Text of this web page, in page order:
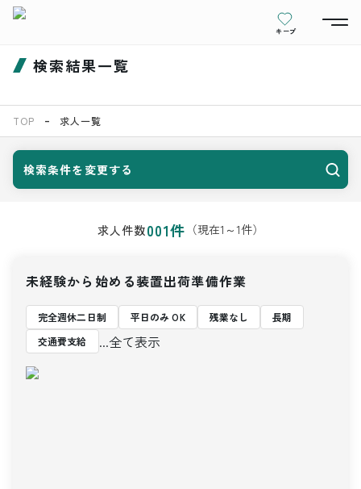
キープ
検索結果一覧
TOP 求人一覧
検索条件を変更する
求人件数001件 （現在1 ～1件）
未経験から始める装置出荷準備作業
完全週休二日制 平日のみ OK 残業なし
長期
交通費支給
...全て表示